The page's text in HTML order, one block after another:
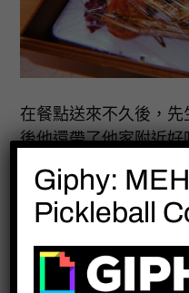
在餐點送來不久後，
後他還帶了他家附近
我產後的我不太想吃
來!!! 由於從昨天下午
麼一位產婦，所以我
續呼呼大睡!
Giphy:
Pickleball